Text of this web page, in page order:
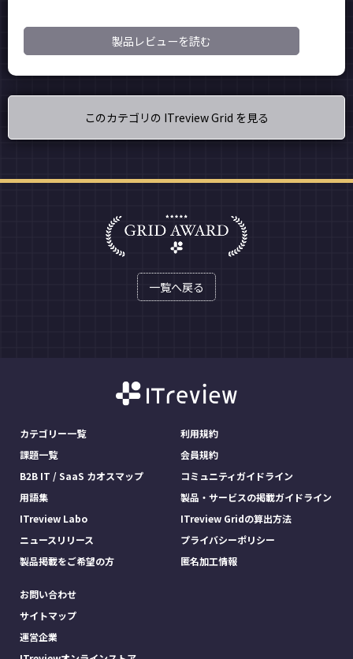
製品レビューを読む
このカテゴリの ITreview Grid を見る
一覧へ戻る
カテゴリー一覧
課題一覧
B2B IT / SaaS カオスマップ
用語集
ITreview Labo
ニュースリリース
製品掲載をご希望の方
利用規約
会員規約
コミュニティガイドライン
製品・サービスの掲載ガイドライン
ITreview Gridの算出方法
プライバシーポリシー
匿名加工情報
お問い合わせ
サイトマップ
運営企業